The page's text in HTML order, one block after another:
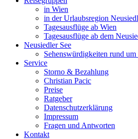
in Wien
in der Urlaubsregion
Tagesausflüge ab Wien
Tagesausflüge ab dem
Neusiedler See
Sehenswürdigkeiten rund um
Service
Storno & Bezahlung
Christian Pacic
Preise
Ratgeber
Datenschutzerklärung
Impressum
Fragen und Antworten
Kontakt